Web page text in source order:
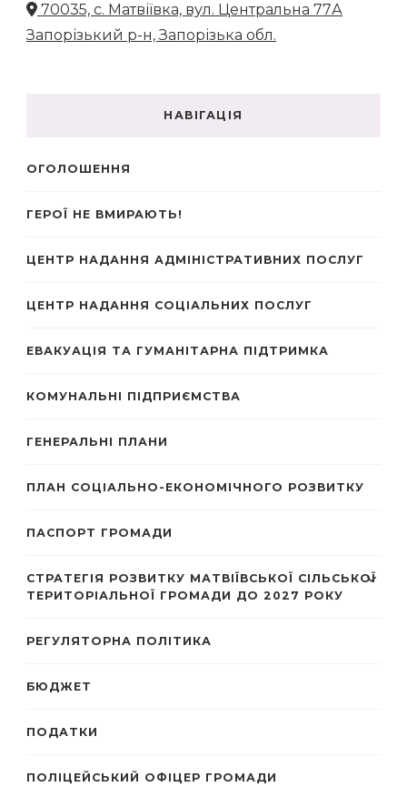
70035, с. Матвіївка, вул. Центральна 77А
Запорізький р-н, Запорізька обл.
НАВІГАЦІЯ
ОГОЛОШЕННЯ
ГЕРОЇ НЕ ВМИРАЮТЬ!
ЦЕНТР НАДАННЯ АДМІНІСТРАТИВНИХ ПОСЛУГ
ЦЕНТР НАДАННЯ СОЦІАЛЬНИХ ПОСЛУГ
ЕВАКУАЦІЯ ТА ГУМАНІТАРНА ПІДТРИМКА
КОМУНАЛЬНІ ПІДПРИЄМСТВА
ГЕНЕРАЛЬНІ ПЛАНИ
ПЛАН СОЦІАЛЬНО-ЕКОНОМІЧНОГО РОЗВИТКУ
ПАСПОРТ ГРОМАДИ
СТРАТЕГІЯ РОЗВИТКУ МАТВІЇВСЬКОЇ СІЛЬСЬКОЇ
ТЕРИТОРІАЛЬНОЇ ГРОМАДИ ДО 2027 РОКУ
РЕГУЛЯТОРНА ПОЛІТИКА
БЮДЖЕТ
ПОДАТКИ
ПОЛІЦЕЙСЬКИЙ ОФІЦЕР ГРОМАДИ